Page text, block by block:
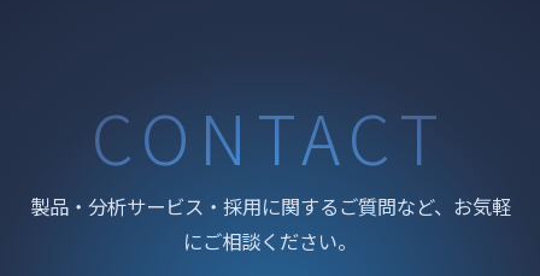
CONTACT
製品・分析サービス・採用に関するご質問など、お気軽
にご相談ください。